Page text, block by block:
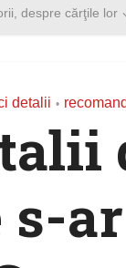
despre cărţile lor
detalii •